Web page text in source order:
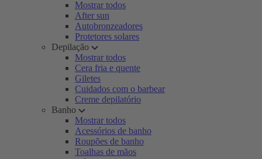
Mostrar todos
After sun
Autobronzeadores
Protetores solares
Depilação
Mostrar todos
Cera fria e quente
Giletes
Cuidados com o barbear
Creme depilatório
Banho
Mostrar todos
Acessórios de banho
Roupões de banho
Toalhas de mãos